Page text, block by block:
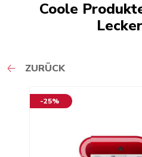
Coole
ZURÜCK
-25%